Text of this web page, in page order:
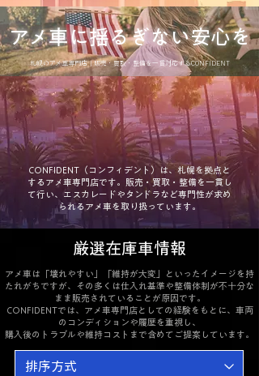
​アメ車に揺るぎない安心を
札幌のアメ車専門店｜販売・買取・整備を一貫対応するCONFIDENT
CONFIDENT（コンフィデント）は、札幌を拠点と
するアメ車専門店です。販売・買取・整備を一貫し
て行い、エスカレードやタンドラなど専門性が求め
られるアメ車を取り扱っています。
厳選在庫車情報
アメ車は「壊れやすい」「維持が大変」といったイメージを持
たれがちですが、その多くは仕入れ基準や整備体制が不十分な
まま販売されていることが原因です。
CONFIDENTでは、アメ車専門店としての経験をもとに、車両
のコンディションや履歴を重視し、
購入後のトラブルや維持コストまで含めてご提案しています。